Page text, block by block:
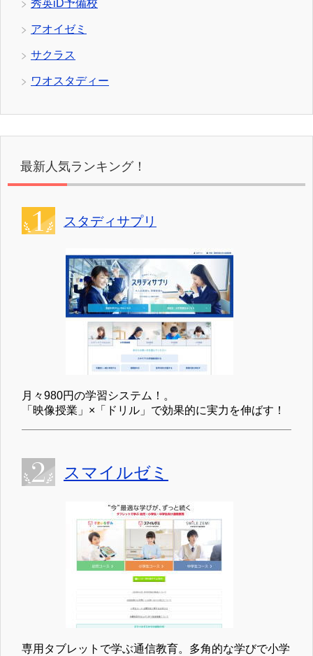
秀英iD予備校
アオイゼミ
サクラス
ワオスタディー
最新人気ランキング！
スタディサプリ
月々980円の学習システム！。
「映像授業」×「ドリル」で効果的に実力を伸ばす！
スマイルゼミ
専用タブレットで学ぶ通信教育。多角的な学びで小学